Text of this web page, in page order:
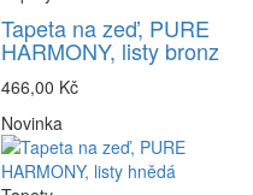
Tapeta na zeď, PURE
HARMONY, listy bronz
466,00 Kč
Novinka